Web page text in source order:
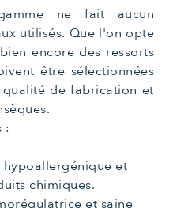
ne fait aucun
utilisés. Que l'on opte
encore des ressorts
être sélectionnées
de fabrication et
:
et
chimiques.
et saine